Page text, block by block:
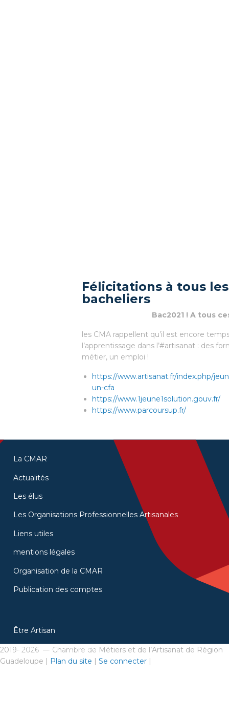
Félicitations à tous
bacheliers
Bac2021 ! A tous
les CMA rappellent qu’il est encore
l’apprentissage dans l’#artisanat : des
métier, un emploi !
https://www.artisanat.fr/index.php/
un-cfa
https://www.1jeune1solution.gouv.fr/
https://www.parcoursup.fr/
La CMAR
Actualités
Les élus
Les Organisations Professionnelles Artisanales
Liens utiles
mentions légales
Organisation de la CMAR
Publication des comptes
Être Artisan
Financer son entreprise
Gérer ses difficultés
2019- 2026 — Chambre de Métiers et de l’Artisanat de Région
Guadeloupe | Plan du site | Se connecter |